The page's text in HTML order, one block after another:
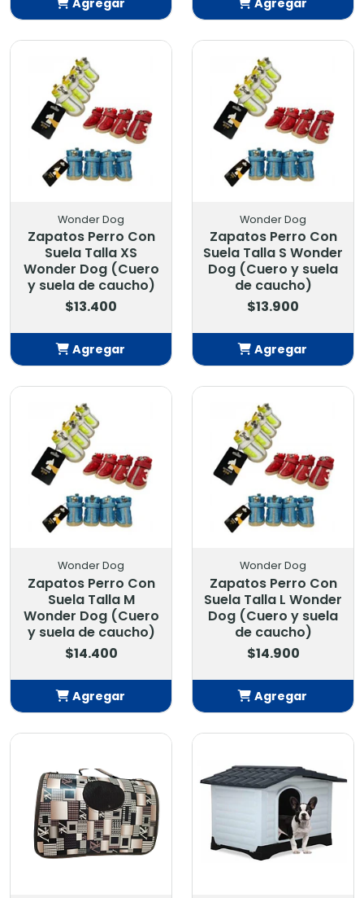
Wonder Dog
Zapatos Perro Con
Suela Talla XS
Wonder Dog (Cuero
y suela de caucho)
$13.400
Agregar
Añadido
Wonder Dog
Zapatos Perro Con
Suela Talla S Wonder
Dog (Cuero y suela
de caucho)
$13.900
Agregar
Añadido
Wonder Dog
Zapatos Perro Con
Suela Talla M
Wonder Dog (Cuero
y suela de caucho)
$14.400
Agregar
Wonder Dog
Zapatos Perro Con
Suela Talla L Wonder
Dog (Cuero y suela
de caucho)
$14.900
Agregar